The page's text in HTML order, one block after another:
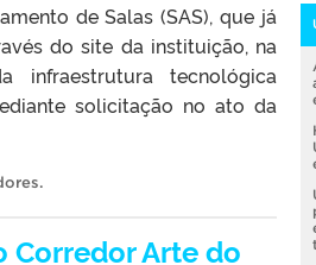
de Salas (SAS), que já
do site da instituição, na
infraestrutura tecnológica
solicitação no ato da
.
Corredor Arte do